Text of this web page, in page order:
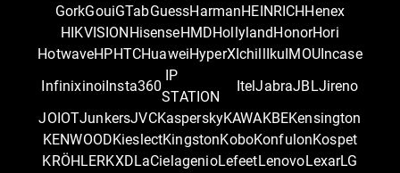
GorkGouiGTabGuessHarmanHEINRICHHenex
HIKVISIONHisenseHMDHollylandHonorHori
HotwaveHPHTCHuaweiHyperXIchillIkuIMOUIncase
InfinixinoiInsta360
IP
STATION
ItelJabraJBLJireno
JOIOTJunkersJVCKasperskyKAWAKBEKensington
KENWOODKieslectKingstonKoboKonfulonKospet
KRÖHLERKXDLaCielagenioLefeetLenovoLexarLG